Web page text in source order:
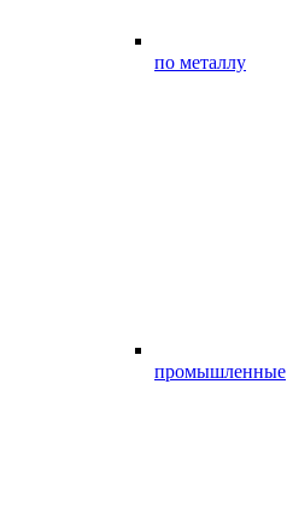
по металлу
промышленные